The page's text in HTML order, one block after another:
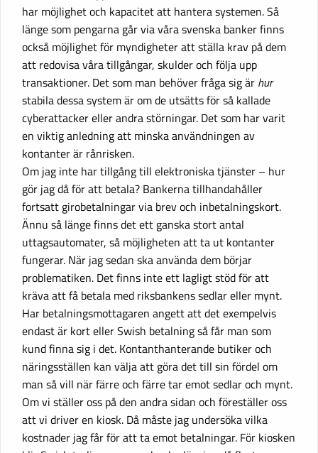
har möjlighet och kapacitet att hantera systemen. Så
länge som pengarna går via våra svenska banker finns
också möjlighet för myndigheter att ställa krav på dem
att redovisa våra tillgångar, skulder och följa upp
transaktioner. Det som man behöver fråga sig är hur
stabila dessa system är om de utsätts för så kallade
cyberattacker eller andra störningar. Det som har varit
en viktig anledning att minska användningen av
kontanter är rånrisken.
Om jag inte har tillgång till elektroniska tjänster – hur
gör jag då för att betala? Bankerna tillhandahåller
fortsatt girobetalningar via brev och inbetalningskort.
Ännu så länge finns det ett ganska stort antal
uttagsautomater, så möjligheten att ta ut kontanter
fungerar. När jag sedan ska använda dem börjar
problematiken. Det finns inte ett lagligt stöd för att
kräva att få betala med riksbankens sedlar eller mynt.
Har betalningsmottagaren angett att det exempelvis
endast är kort eller Swish betalning så får man som
kund finna sig i det. Kontanthanterande butiker och
näringsställen kan välja att göra det till sin fördel om
man så vill när färre och färre tar emot sedlar och mynt.
Om vi ställer oss på den andra sidan och föreställer oss
att vi driver en kiosk. Då måste jag undersöka vilka
kostnader jag får för att ta emot betalningar. För kiosken